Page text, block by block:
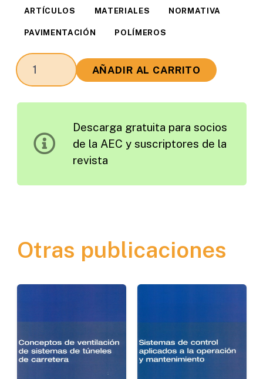
ARTÍCULOS MATERIALES NORMATIVA
PAVIMENTACIÓN POLÍMEROS
Normativa
Europea
Modificados
Futuro
de
AÑADIR AL CARRITO
Descarga gratuita para socios
de la AEC y suscriptores de la
revista
Otras publicaciones